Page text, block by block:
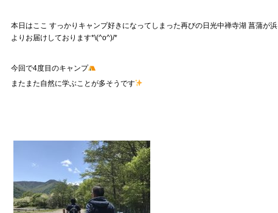
本日はここ すっかりキャンプ好きになってしまった再びの日光中禅寺湖 菖蒲が浜
よりお届けしております*\(^o^)/*
今回で4度目のキャンプ
またまた自然に学ぶことが多そうです